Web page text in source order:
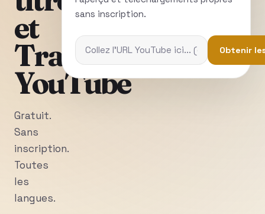
et
Transcriptions
YouTube
Gratuit.
Sans
inscription.
Toutes
les
langues.
sans inscription.
Obtenir